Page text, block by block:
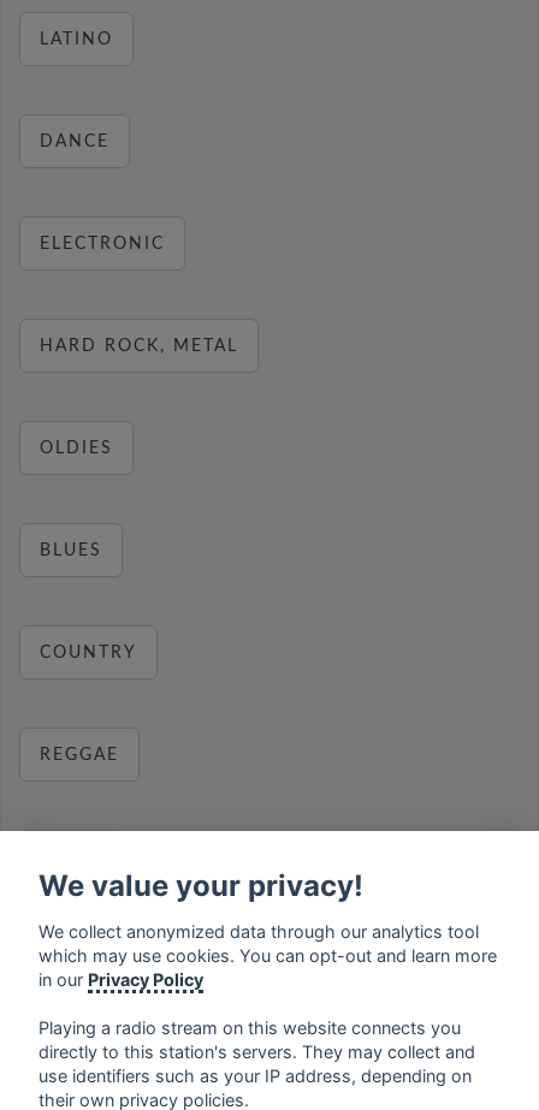
LATINO
DANCE
ELECTRONIC
HARD ROCK, METAL
OLDIES
BLUES
COUNTRY
REGGAE
MUSIC
français ⋅ english ⋅ deutsch
We value your privacy!
We collect anonymized data through our analytics tool
which may use cookies. You can opt-out and learn more
in our Privacy Policy
Playing a radio stream on this website connects you
directly to this station's servers. They may collect and
use identifiers such as your IP address, depending on
their own privacy policies.